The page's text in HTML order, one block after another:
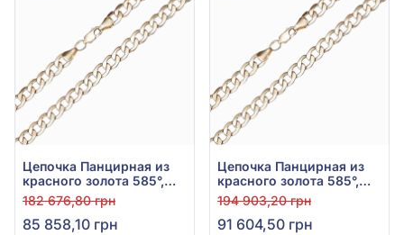
Цепочка Панцирная из
красного золота 585°,
арт. 301013
182 676,80 грн
85 858,10 грн
Цепочка Панцирная из
красного золота 585°,
арт. 301014
194 903,20 грн
91 604,50 грн